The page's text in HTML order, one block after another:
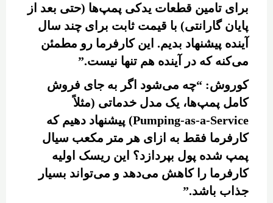
برای تامین قطعات یدکی پمپ‌ها (حتی بعد از
پایان گارانتی) با قیمت ثابت برای چند سال
آینده پیشنهاد بدیم. این کارفرما رو مطمئن
می‌کنه که در آینده هم تنها نیست.”
کوروش: “چه می‌شود اگر به جای فروش
کامل پمپ‌ها، یک مدل خدماتی (مثلاً
Pumping-as-a-Service) پیشنهاد دهیم که
کارفرما فقط به ازای هر متر مکعب سیال
پمپ شده پول بپردازد؟ این ریسک اولیه
کارفرما را کاهش می‌دهد و می‌تواند بسیار
جذاب باشد.”